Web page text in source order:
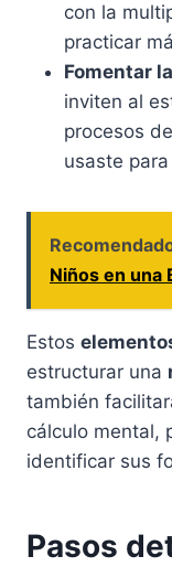
con la
practicar
Fomentar
inviten al
procesos
usaste
Niños en una
Estos
estructurar una
también
cálculo mental,
identificar sus
Pasos